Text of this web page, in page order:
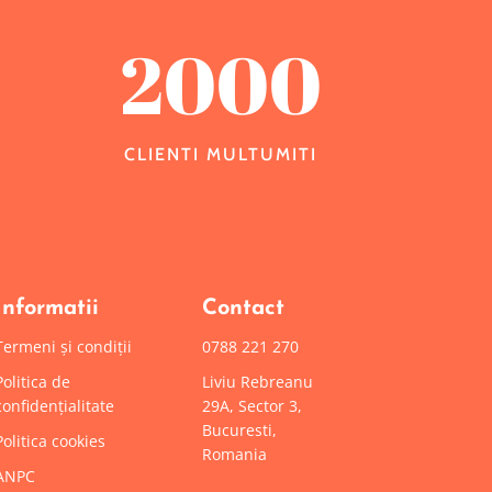
2000
CLIENTI MULTUMITI
și condiții
de
cookies
Contact
0788 221 270
Liviu Rebreanu
29A, Sector 3,
Bucuresti,
Romania